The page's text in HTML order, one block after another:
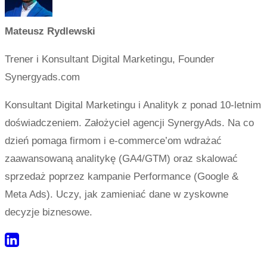
Mateusz Rydlewski
Trener i Konsultant Digital Marketingu, Founder
Synergyads.com
Konsultant Digital Marketingu i Analityk z ponad 10-letnim
doświadczeniem. Założyciel agencji SynergyAds. Na co
dzień pomaga firmom i e-commerce’om wdrażać
zaawansowaną analitykę (GA4/GTM) oraz skalować
sprzedaż poprzez kampanie Performance (Google &
Meta Ads). Uczy, jak zamieniać dane w zyskowne
decyzje biznesowe.